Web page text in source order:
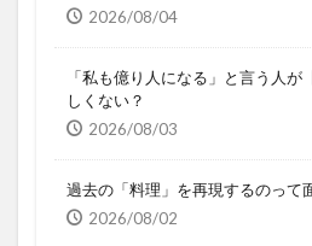
2026/08/04
「私も億り人になる」と言う人
しくない？
2026/08/03
過去の「料理」を再現するのって
2026/08/02